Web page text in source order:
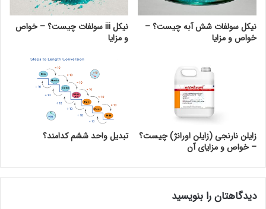
نیکل سولفات شش آبه چیست؟ –
خواص و مزایا
نیکل iii سولفات چیست؟ – خواص
و مزایا
زایلن نارنجی (زایلن اورانژ) چیست؟
– خواص و مزایای آن
تبدیل واحد ششم کدامند؟
دیدگاهتان را بنویسید